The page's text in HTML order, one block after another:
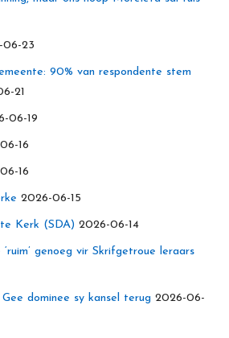
06-23
90% van respondente stem
21
06-19
16
16
2026-06-15
Kerk (SDA) 2026-06-14
genoeg vir Skrifgetroue leraars
dominee sy kansel terug 2026-06-